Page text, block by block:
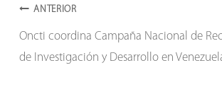
Navegación
de
ANTERIOR
Oncti coordina Campaña Nacional de
de Investigación y Desarrollo en